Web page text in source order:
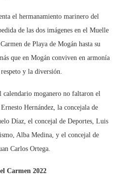
el hermanamiento marinero del
de las dos imágenes en el Muelle
de Playa de Mogán hasta su
que en Mogán conviven en armonía
y la diversión.
calendario moganero no faltaron el
Hernández, la concejala de
Díaz, el concejal de Deportes, Luis
Alba Medina, y el concejal de
Carlos Ortega.
Carmen 2022